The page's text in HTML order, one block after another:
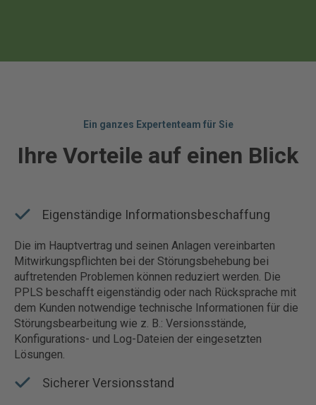
Ein ganzes Expertenteam für Sie
Ihre Vorteile auf einen Blick
Eigenständige Informationsbeschaffung
Die im Hauptvertrag und seinen Anlagen vereinbarten
Mitwirkungspflichten bei der Störungsbehebung bei
auftretenden Problemen können reduziert werden. Die
PPLS beschafft eigenständig oder nach Rücksprache mit
dem Kunden notwendige technische Informationen für die
Störungsbearbeitung wie z. B.: Versionsstände,
Konfigurations- und Log-Dateien der eingesetzten
Lösungen.
Sicherer Versionsstand